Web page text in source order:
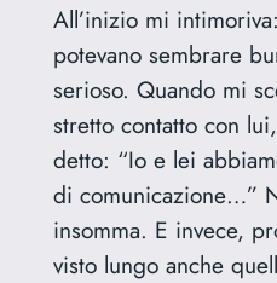
All’inizio mi
potevano sembrare
serioso. Quando mi
stretto contatto con
detto: “Io e lei
di comunicazione…”
insomma. E invece,
visto lungo anche